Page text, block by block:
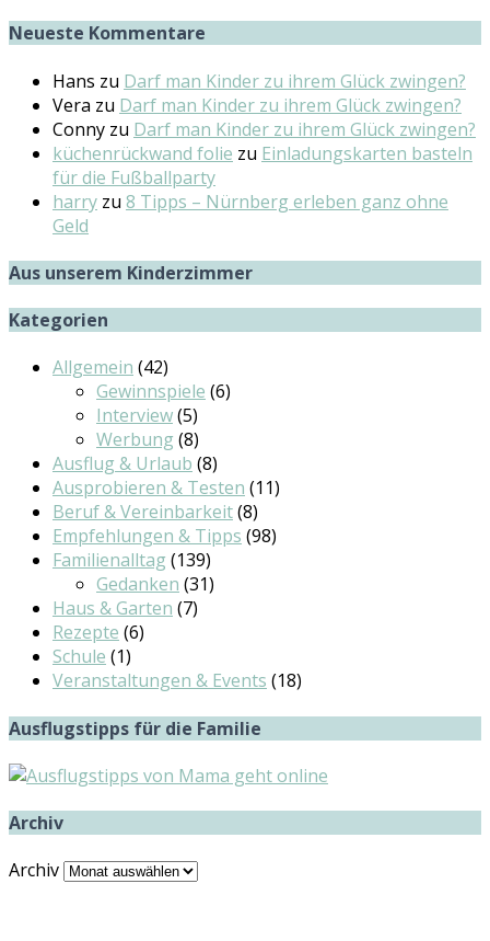
Neueste Kommentare
Hans zu Darf man Kinder zu ihrem Glück zwingen?
Vera zu Darf man Kinder zu ihrem Glück zwingen?
Conny zu Darf man Kinder zu ihrem Glück zwingen?
küchenrückwand folie zu Einladungskarten basteln
für die Fußballparty
harry zu 8 Tipps – Nürnberg erleben ganz ohne
Geld
Aus unserem Kinderzimmer
Kategorien
Allgemein (42)
Gewinnspiele (6)
Interview(5)
Werbung (8)
Ausflug & Urlaub (8)
Ausprobieren & Testen (11)
Beruf & Vereinbarkeit(8)
Empfehlungen & Tipps (98)
Familienalltag (139)
Gedanken (31)
Haus & Garten (7)
Rezepte (6)
Schule (1)
Veranstaltungen & Events (18)
Ausflugstipps für die Familie
Archiv
Archiv